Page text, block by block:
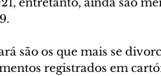
são os que mais se
registrados em